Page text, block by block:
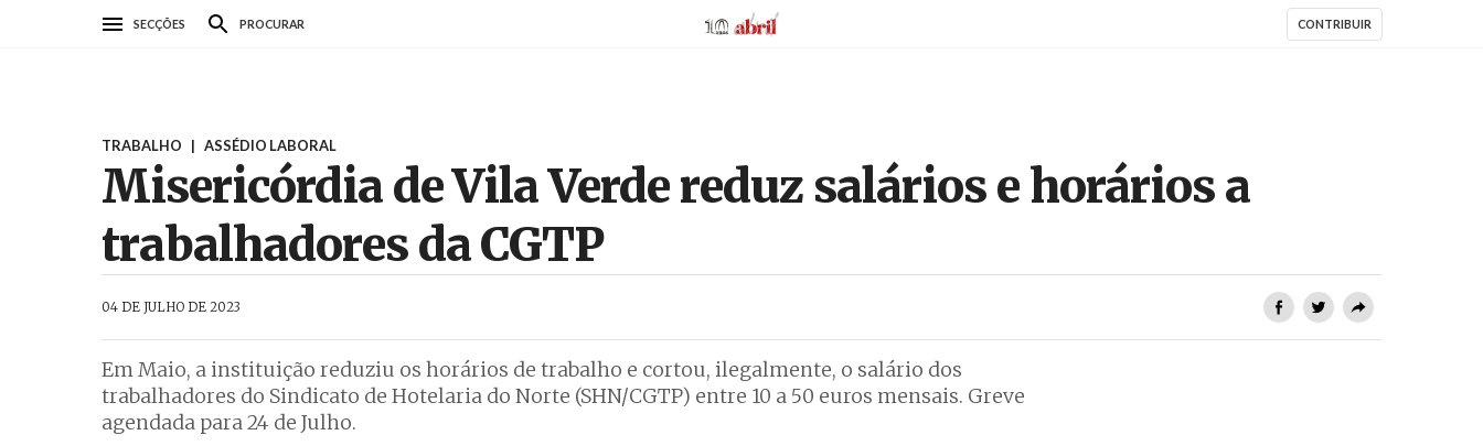
SECÇÕES PROCURAR AbrilAbril CONTRIBUIR
TRABALHO | ASSÉDIO LABORAL
Misericórdia de Vila Verde reduz salários e horários a
trabalhadores da CGTP
04 DE JULHO DE 2023
Em Maio, a instituição reduziu os horários de trabalho e cortou, ilegalmente, o salário dos
trabalhadores do Sindicato de Hotelaria do Norte (SHN/CGTP) entre 10 a 50 euros mensais. Greve
agendada para 24 de Julho.